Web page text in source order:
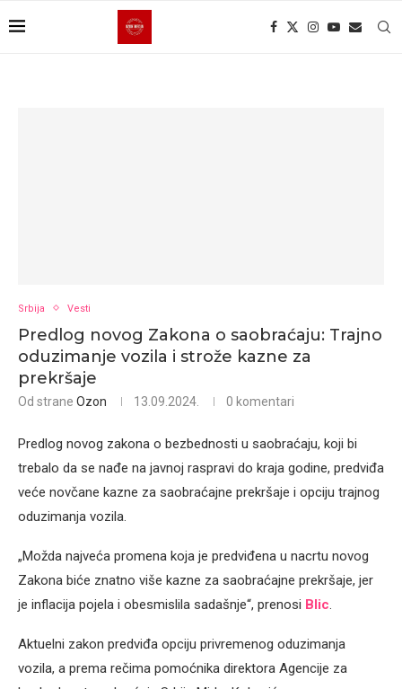
Srbija Vesti
Predlog novog Zakona o saobraćaju: Trajno
oduzimanje vozila i strože kazne za
prekršaje
Od strane Ozon 13.09.2024. 0 komentari
Predlog novog zakona o bezbednosti u saobraćaju, koji bi
trebalo da se nađe na javnoj raspravi do kraja godine, predviđa
veće novčane kazne za saobraćajne prekršaje i opciju trajnog
oduzimanja vozila.
„Možda najveća promena koja je predviđena u nacrtu novog
Zakona biće znatno više kazne za saobraćajne prekršaje, jer
je inflacija pojela i obesmislila sadašnje“, prenosi Blic.
Aktuelni zakon predviđa opciju privremenog oduzimanja
vozila, a prema rečima pomoćnika direktora Agencije za